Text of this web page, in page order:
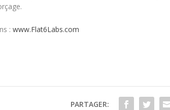
:www.Flat6Labs.com
PARTAGER: